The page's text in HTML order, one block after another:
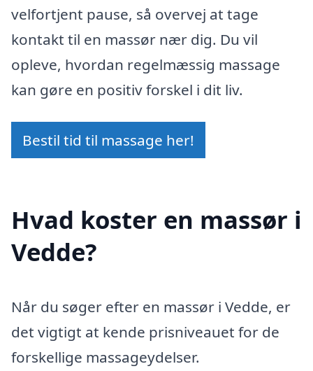
velfortjent pause, så overvej at tage
kontakt til en massør nær dig. Du vil
opleve, hvordan regelmæssig massage
kan gøre en positiv forskel i dit liv.
Bestil tid til massage her!
Hvad koster en massør i
Vedde?
Når du søger efter en massør i Vedde, er
det vigtigt at kende prisniveauet for de
forskellige massageydelser.